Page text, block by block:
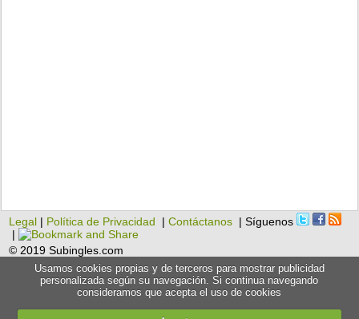
Legal | Política de Privacidad |Contáctanos | Síguenos
|
© 2019 Subingles.com
Usamos cookies propias y de terceros para mostrar publicidad
personalizada según su navegación. Si continua navegando
consideramos que acepta el uso de cookies